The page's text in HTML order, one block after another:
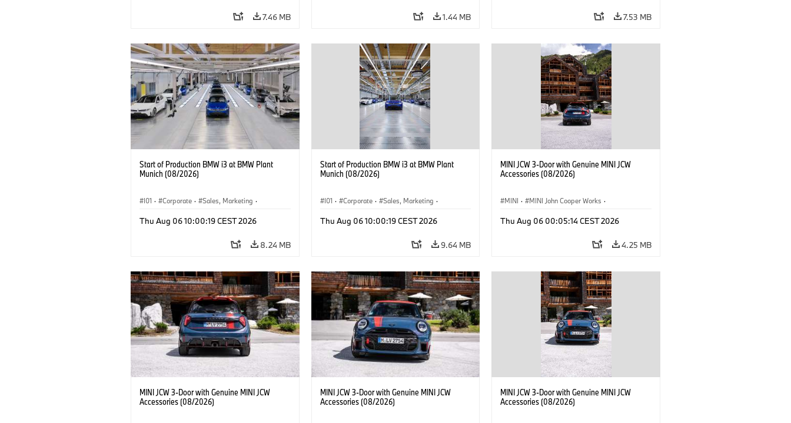
7.46 MB 1.44 MB 7.53 MB
Start of Production BMW i3 at BMW Plant
Munich (08/2026)
I01 · Corporate · Sales, Marketing ·
Thu Aug 06 10:00:19 CEST 2026
8.24 MB
Start of Production BMW i3 at BMW Plant
Munich (08/2026)
I01 · Corporate · Sales, Marketing ·
Thu Aug 06 10:00:19 CEST 2026
9.64 MB
MINI JCW 3-Door with Genuine MINI JCW
Accessories (08/2026)
MINI · MINI John Cooper Works ·
Optional Extras, Accessories
Thu Aug 06 00:05:14 CEST 2026
4.25 MB
MINI JCW 3-Door with Genuine MINI JCW
Accessories (08/2026)
MINI JCW 3-Door with Genuine MINI JCW
Accessories (08/2026)
MINI JCW 3-Door with Genuine MINI JCW
Accessories (08/2026)